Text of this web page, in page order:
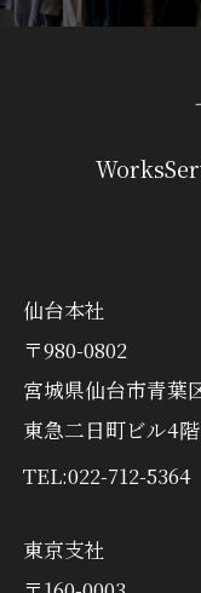
Works
仙台本社
〒980-0802
宮城県仙台市青葉
東急二日町ビル4階
TEL:022-712-5364
東京支社